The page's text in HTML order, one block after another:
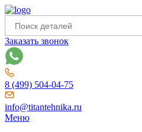
Заказать звонок
8 (499) 504-04-75
info@titantehnika.ru
Меню